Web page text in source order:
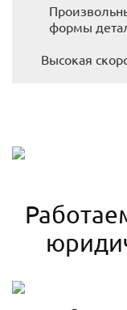
формы
Высокая